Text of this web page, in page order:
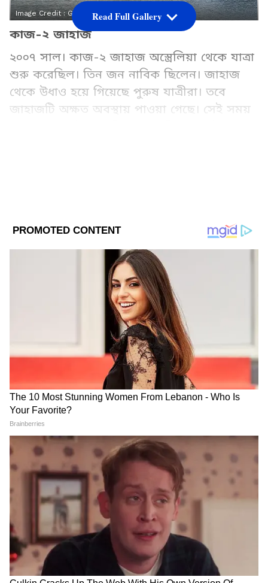
Image Credit :Getty
কাজ-২ জাহাজ
২০০৭ সাল। কাজ-২ জাহাজ অস্ত্রেলিয়া থেকে যাত্রা
শুরু করেছিল। তিন জন নাবিক ছিলেন। জাহাজ
থেকে উধাও হয়ে গিয়েছে পুরুষ যাত্রীরা। তবে
জাহাজটি অক্ষত অবস্থায় পাওয়া গেছে। সেই সময়
10
মহাসাগরের গভীরতম বিন্ধু। যা ৩৬ ২০১ ফুট গভীর
অবস্থিত। এখানে ধরে যাবে আস্ত মাউন্ট এভারেস্ট।
তার ওপরএ ৭ হাজার ফুট অতিরিক্ত জল জমা হয়ে
থাকবে। কিন্তু এই মারিয়ান ট্রেঞ্জে কোনও অভিযানই
সফল হয় না।
Read Full Gallery